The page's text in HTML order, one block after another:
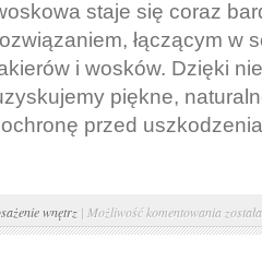
staje się coraz
łączącym w
i wosków. Dzięki
piękne,
przed
wnętrz | Możliwość komentowania